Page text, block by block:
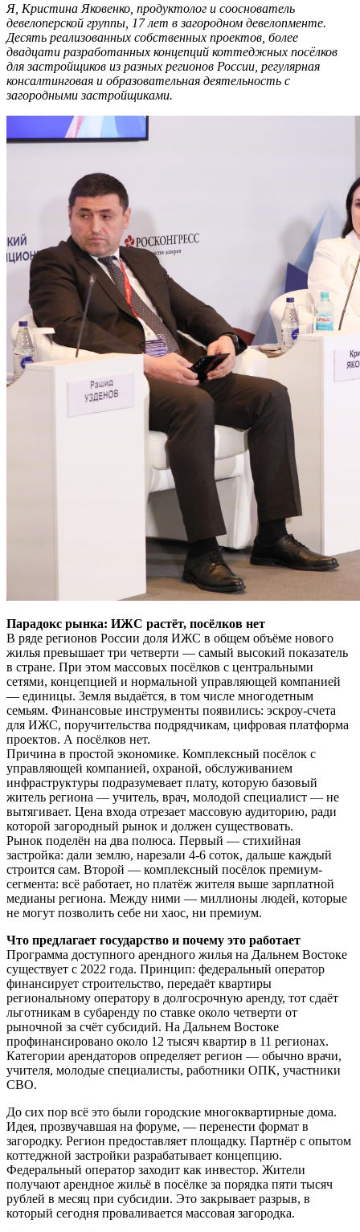
Я, Кристина Яковенко, продуктолог и сооснователь
девелоперской группы, 17 лет в загородном девелопменте.
Десять реализованных собственных проектов, более
двадцати разработанных концепций коттеджных посёлков
для застройщиков из разных регионов России, регулярная
консалтинговая и образовательная деятельность с
загородными застройщиками.
Парадокс рынка: ИЖС растёт, посёлков нет
В ряде регионов России доля ИЖС в общем объёме нового
жилья превышает три четверти — самый высокий показатель
в стране. При этом массовых посёлков с центральными
сетями, концепцией и нормальной управляющей компанией
— единицы. Земля выдаётся, в том числе многодетным
семьям. Финансовые инструменты появились: эскроу-счета
для ИЖС, поручительства подрядчикам, цифровая платформа
проектов. А посёлков нет.
Причина в простой экономике. Комплексный посёлок с
управляющей компанией, охраной, обслуживанием
инфраструктуры подразумевает плату, которую базовый
житель региона — учитель, врач, молодой специалист — не
вытягивает. Цена входа отрезает массовую аудиторию, ради
которой загородный рынок и должен существовать.
Рынок поделён на два полюса. Первый — стихийная
застройка: дали землю, нарезали 4-6 соток, дальше каждый
строится сам. Второй — комплексный посёлок премиум-
сегмента: всё работает, но платёж жителя выше зарплатной
медианы региона. Между ними — миллионы людей, которые
не могут позволить себе ни хаос, ни премиум.
Что предлагает государство и почему это работает
Программа доступного арендного жилья на Дальнем Востоке
существует с 2022 года. Принцип: федеральный оператор
финансирует строительство, передаёт квартиры
региональному оператору в долгосрочную аренду, тот сдаёт
льготникам в субаренду по ставке около четверти от
рыночной за счёт субсидий. На Дальнем Востоке
профинансировано около 12 тысяч квартир в 11 регионах.
Категории арендаторов определяет регион — обычно врачи,
учителя, молодые специалисты, работники ОПК, участники
СВО.
До сих пор всё это были городские многоквартирные дома.
Идея, прозвучавшая на форуме, — перенести формат в
загородку. Регион предоставляет площадку. Партнёр с опытом
коттеджной застройки разрабатывает концепцию.
Федеральный оператор заходит как инвестор. Жители
получают арендное жильё в посёлке за порядка пяти тысяч
рублей в месяц при субсидии. Это закрывает разрыв, в
который сегодня проваливается массовая загородка.